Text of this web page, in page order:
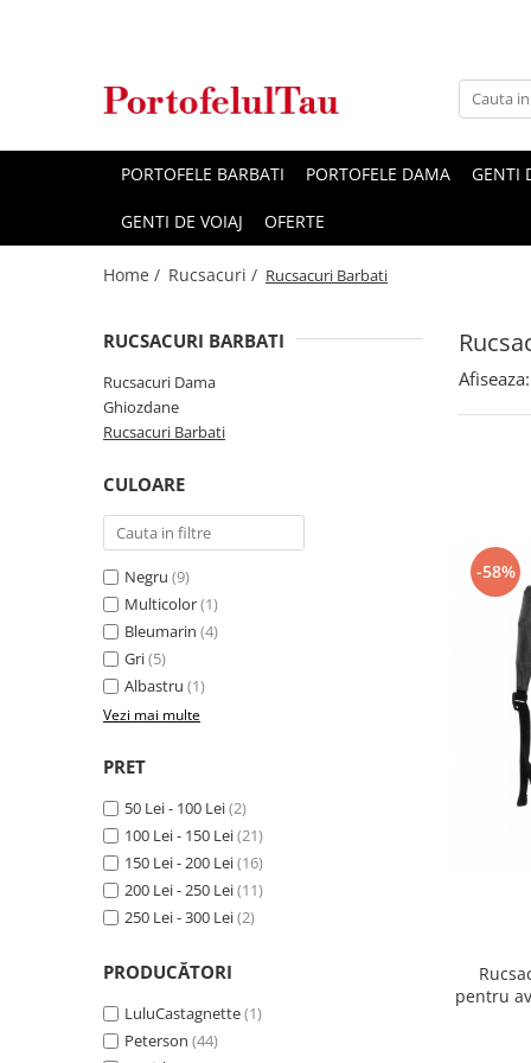
Clutch / Posete Plic
Genti multifunctionale mamici
Rucsacuri Barbati
Curele Barbati
Cadouri pentru femei
Borsete DamaPORTOFELE BARBATI PORTOFELE DAMA GENTI
GENTI DE VOIAJ OFERTE
Home / Rucsacuri / Rucsacuri Barbati
RUCSACURI BARBATI
Rucsacuri Dama
Ghiozdane
Rucsacuri Barbati
CULOARE
Negru (9)
Multicolor(1)
Bleumarin (4)
Gri(5)
Albastru (1)
Vezi mai multe
PRET
50 Lei - 100 Lei(2)
100 Lei - 150 Lei(21)
150 Lei - 200 Lei(16)
200 Lei - 250 Lei(11)
250 Lei - 300 Lei(2)
PRODUCĂTORI
LuluCastagnette(1)
Peterson (44)
Afiseaza:
-58%
pentru